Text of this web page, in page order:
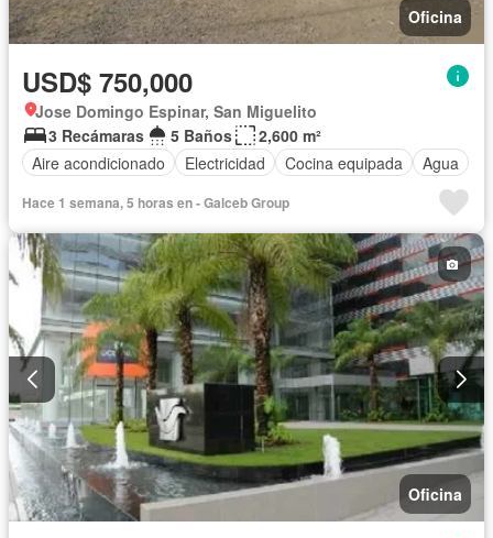
Oficina
USD$ 750,000
Jose Domingo Espinar, San Miguelito
3 Recámaras
5 Baños
2,600 m²
Aire acondicionado
Electricidad Cocina equipada Agua
Hace 1 semana, 5 horas en - Galceb Group
Oficina